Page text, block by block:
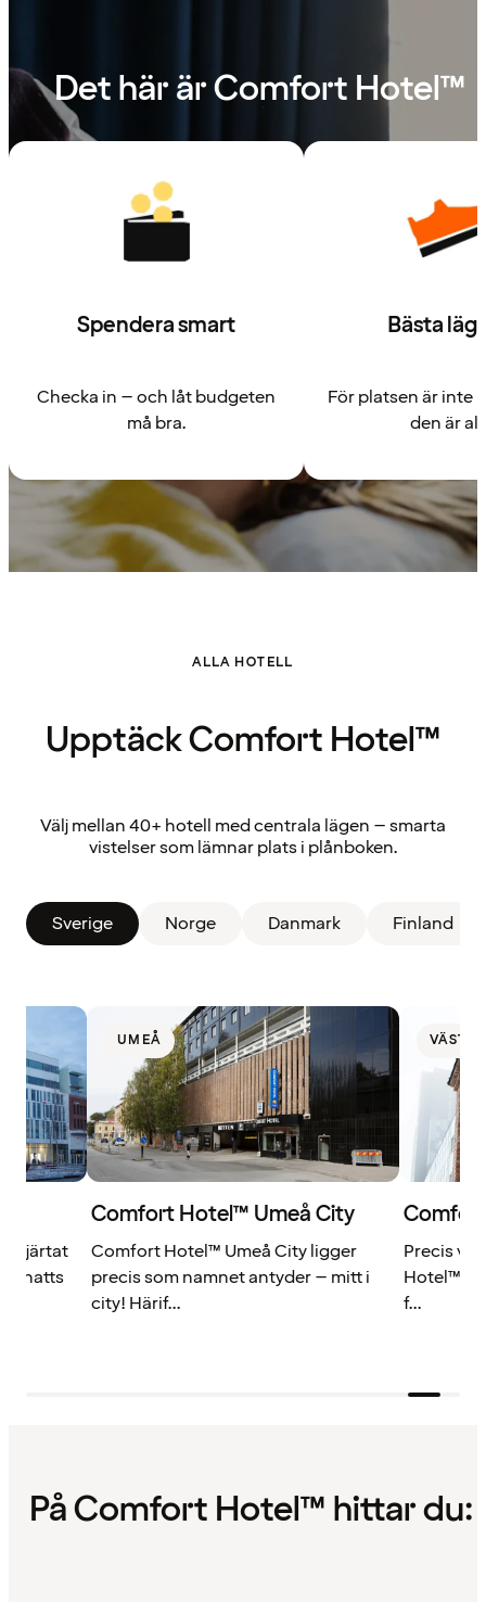
Det här är Comfort Hotel™
Spendera smart
Checka in – och låt budgeten
må bra.
Bästa
För platsen är inte
den är
ALLA HOTELL
Upptäck Comfort Hotel™
Välj mellan 40+ hotell med centrala lägen – smarta
vistelser som lämnar plats i plånboken.
Sverige Norge Danmark Finland
i hjärtat
natts
UMEÅ
Comfort Hotel™ Umeå City
Comfort Hotel™ Umeå City ligger
precis som namnet antyder – mitt i
city! Härif...
Precis
Hotel™
f...
På Comfort Hotel™ hittar du: